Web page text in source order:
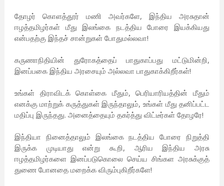
தோழர் கொளத்தூர் மணி அவர்களே, இந்திய அரசுதான்
ஈழத்தமிழர்கள் மீது இலங்கை நடத்திய போரை இயக்கியது
என்பதற்கு இந்தச் சான்றுகள் போதுமல்லவா!
கருணாநிதியின் துரோகத்தைப் பாதுகாப்பது மட்டுமின்றி,
இனப்பகை இந்திய அரசையும் அல்லவா பாதுகாக்கிறீர்கள்!
உங்கள் திராவிடக் கொள்கை மீதும், பெரியாரியத்தின் மீதும்
எனக்கு மாற்றுக் கருத்துகள் இருந்தாலும், உங்கள் மீது தனிப்பட்ட
மதிப்பு இருந்தது. அனைத்தையும் தகர்த்து விட்டீர்கள் தோழரே!
இந்தியா நினைத்தாலும் இலங்கை நடத்திய போரை நிறுத்தி
இருக்க முடியாது என்று கூறி, ஆரிய இந்திய அரசு
ஈழத்தமிழர்களை இனப்படுகொலை செய்ய சிங்கள அரசுக்குத்
துணை போனதை மறைக்க விரும்புகிறீர்களே!